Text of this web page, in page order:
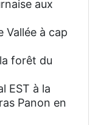
aux
Vallée à cap
forêt du
EST à la
Panon en